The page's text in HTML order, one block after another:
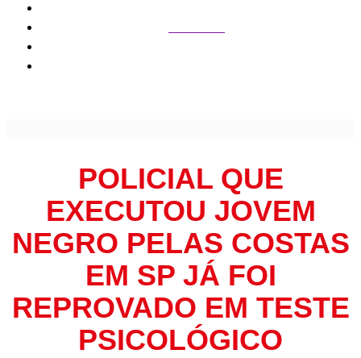
POLICIAL QUE
EXECUTOU JOVEM
NEGRO PELAS COSTAS
EM SP JÁ FOI
REPROVADO EM TESTE
PSICOLÓGICO